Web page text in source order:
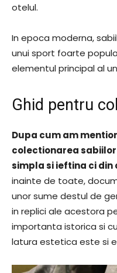
otelul.
In epoca moderna,
unui sport foarte
elementul principal al
Ghid pentru
Dupa cum am
colectionarea
simpla si ieftina ci din
inainte de toate,
unor sume destul de
in replici ale acestora
importanta istorica si
latura estetica este si